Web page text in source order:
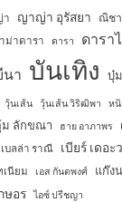
า ญาญ่า อุรัสยา ณิชา
ม่าดารา ดารา ดารา
นา บันเทิง บุ๋
วุ้นเส้น วุ้นเส้น วิริฒิพา ห
ม ลักขณา ฮาย อาภาพร
เบลล่า ราณี เบียร์ เดอะ
เนียม เอส กันตพงศ์ แก๊ง
ษอร ไอซ์ ปรีชญา